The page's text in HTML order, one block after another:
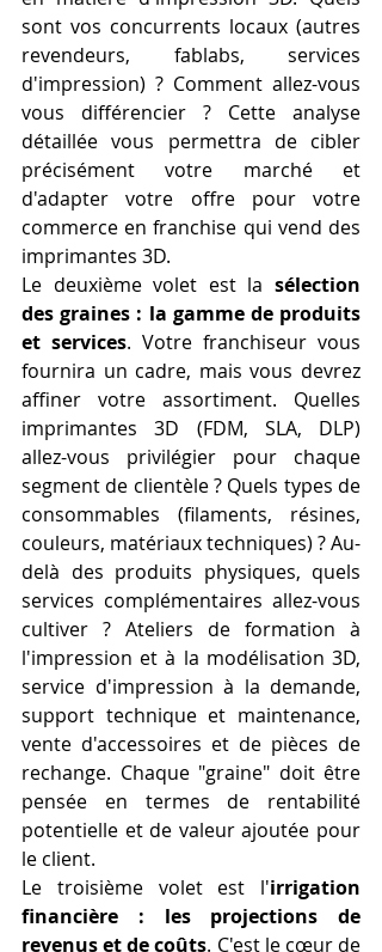
sont vos concurrents locaux (autres
revendeurs, fablabs, services
d'impression) ? Comment allez-vous
vous différencier ? Cette analyse
détaillée vous permettra de cibler
précisément votre marché et
d'adapter votre offre pour votre
commerce en franchise qui vend des
imprimantes 3D.
Le deuxième volet est la sélection
des graines : la gamme de produits
et services. Votre franchiseur vous
fournira un cadre, mais vous devrez
affiner votre assortiment. Quelles
imprimantes 3D (FDM, SLA, DLP)
allez-vous privilégier pour chaque
segment de clientèle ? Quels types de
consommables (filaments, résines,
couleurs, matériaux techniques) ? Au-
delà des produits physiques, quels
services complémentaires allez-vous
cultiver ? Ateliers de formation à
l'impression et à la modélisation 3D,
service d'impression à la demande,
support technique et maintenance,
vente d'accessoires et de pièces de
rechange. Chaque "graine" doit être
pensée en termes de rentabilité
potentielle et de valeur ajoutée pour
le client.
Le troisième volet est l'irrigation
financière : les projections de
revenus et de coûts. C'est le cœur de